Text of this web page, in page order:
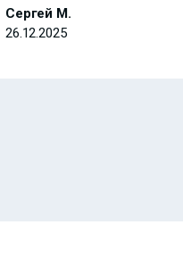
Сергей М.
26.12.2025